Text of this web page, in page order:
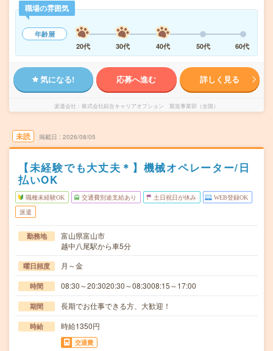
職場の雰囲気
年齢層
20代
30代 40代 50代 60代
気になる! 応募へ進む 詳しく見る
派遣会社 株式会社綜合キャリアオプション 製造事業部（全国）
未読 掲載日 2026/08/05
【未経験でも大丈夫＊】機械オペレーター/日
払いOK
職種未経験OK 交通費別途支給あり 土日祝日が休み WEB登録OK
派遣
勤務地
富山県富山市
越中八尾駅から車5分
曜日頻度 月～金
時間 08:30～20:3020:30～08:3008:15～17:00
期間 長期でお仕事できる方、大歓迎！
時給 時給1350円
交通費